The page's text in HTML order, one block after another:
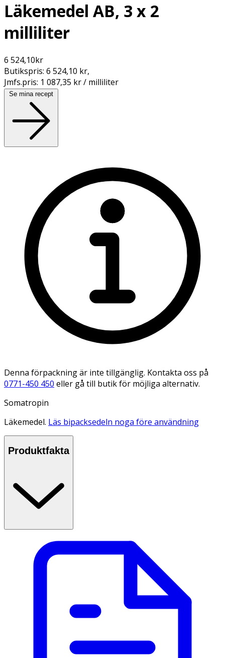
Läkemedel AB, 3 x 2
milliliter
6 524,10kr
Butikspris: 6 524,10 kr,
Jmfs.pris: 1 087,35 kr / milliliter
Se mina recept
Denna förpackning är inte tillgänglig. Kontakta oss på
0771-450 450 eller gå till butik för möjliga alternativ.
Somatropin
Läkemedel. Läs bipacksedeln noga före användning
Produktfakta